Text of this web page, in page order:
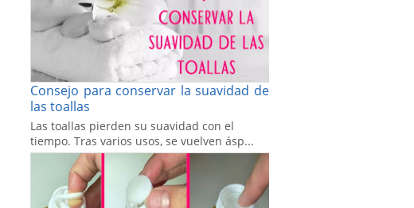
Consejo para conservar la suavidad de
las toallas
Las toallas pierden su suavidad con el
tiempo. Tras varios usos, se vuelven ásp...